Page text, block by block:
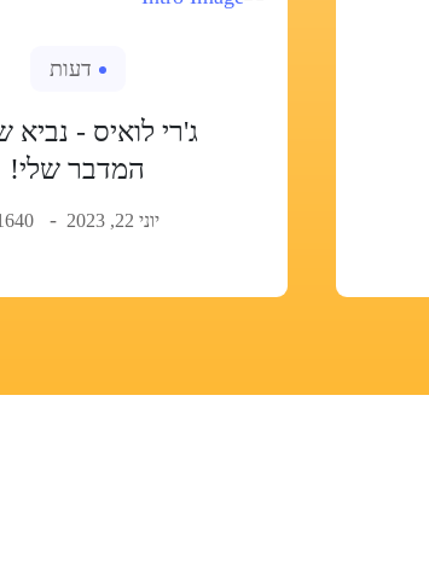
דעות
ג'רי לואיס - נביא
המדבר שלי!
יוני 22, 2023